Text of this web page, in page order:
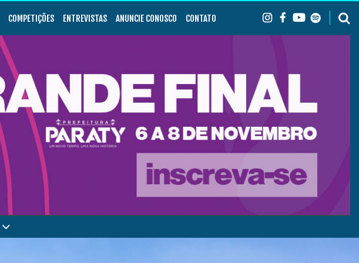
COMPETIÇÕES ENTREVISTAS ANUNCIE CONOSCO CONTATO